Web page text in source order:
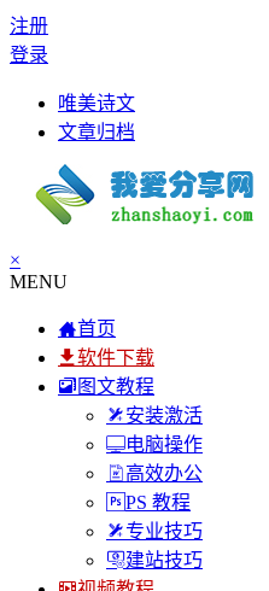
注册
登录
唯美诗文
文章归档
×
MENU
首页
软件下载
图文教程
安装激活
电脑操作
高效办公
PS 教程
专业技巧
建站技巧